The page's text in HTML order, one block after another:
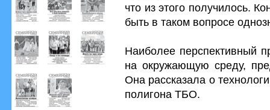
что из этого получилось.
быть в таком вопросе
Наиболее перспективный
на окружающую среду,
Она рассказала о
полигона ТБО.